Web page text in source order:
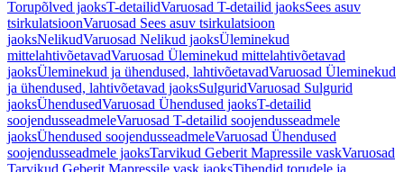
Torupõlved jaoksT-detailidVaruosad T-detailid jaoksSees asuv
tsirkulatsioonVaruosad Sees asuv tsirkulatsioon
jaoksNelikudVaruosad Nelikud jaoksÜleminekud
mittelahtivõetavadVaruosad Üleminekud mittelahtivõetavad
jaoksÜleminekud ja ühendused, lahtivõetavadVaruosad Üleminekud
ja ühendused, lahtivõetavad jaoksSulguridVaruosad Sulgurid
jaoksÜhendusedVaruosad Ühendused jaoksT-detailid
soojendusseadmeleVaruosad T-detailid soojendusseadmele
jaoksÜhendused soojendusseadmeleVaruosad Ühendused
soojendusseadmele jaoksTarvikud Geberit Mapressile vaskVaruosad
Tarvikud Geberit Mapressile vask jaoksTihendid torudele ja